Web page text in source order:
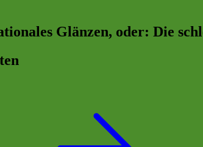
Glänzen, oder: Die